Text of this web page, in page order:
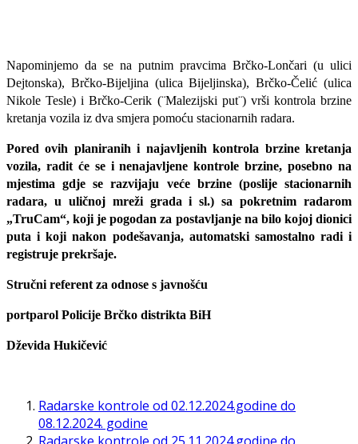
Napominjemo da se na putnim pravcima Brčko-Lončari (u ulici
Dejtonska), Brčko-Bijeljina (ulica Bijeljinska), Brčko-Čelić (ulica
Nikole Tesle) i Brčko-Cerik (¨Malezijski put¨) vrši kontrola brzine
kretanja vozila iz dva smjera pomoću stacionarnih radara.
Pored ovih planiranih i najavljenih kontrola brzine kretanja
vozila, radit će se i nenajavljene kontrole brzine, posebno na
mjestima gdje se razvijaju veće brzine (poslije stacionarnih
radara, u uličnoj mreži grada i sl.) sa pokretnim radarom
„TruCam“, koji je pogodan za postavljanje na bilo kojoj dionici
puta i koji nakon podešavanja, automatski samostalno radi i
registruje prekršaje.
Stručni referent za odnose s javnošću
portparol Policije Brčko distrikta BiH
Dževida Hukičević
Radarske kontrole od 02.12.2024.godine do
08.12.2024. godine